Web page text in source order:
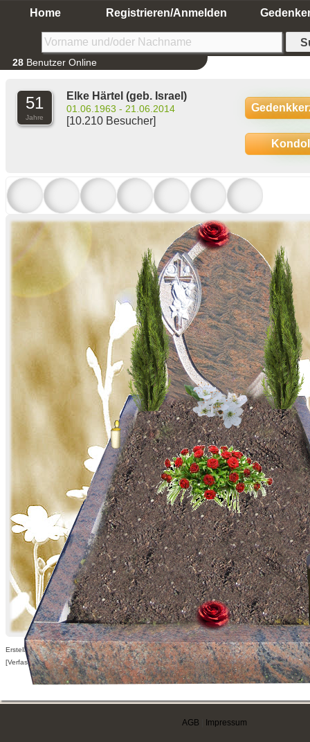
Home Registrieren/Anmelden
28 Benutzer Online
51
Jahre
Elke Härtel (geb. Israel)
01.06.1963 - 21.06.2014
[10.210 Besucher]
Erstellt am 15.12.2014,
[Verfasser nur für angemeldete Benutzer sichtbar]
AGB Impressum